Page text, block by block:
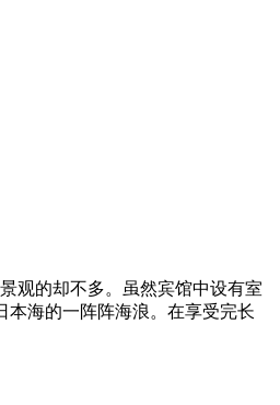
观的却不多。虽然宾馆中设有室
本海的一阵阵海浪。在享受完长